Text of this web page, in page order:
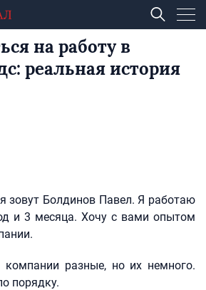
на работу в
реальная история
зовут Болдинов Павел. Я работаю
и 3 месяца. Хочу с вами опытом
разные, но их немного.
порядку.